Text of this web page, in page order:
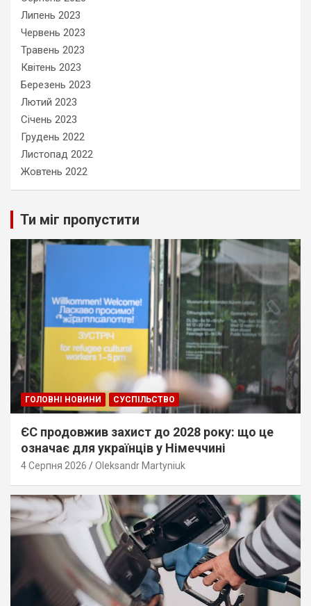
Липень 2023
Червень 2023
Травень 2023
Квітень 2023
Березень 2023
Лютий 2023
Січень 2023
Грудень 2022
Листопад 2022
Жовтень 2022
Ти міг пропустити
ГОЛОВНІ НОВИНИ СУСПІЛЬСТВО
ЄС продовжив захист до 2028 року: що це
означає для українців у Німеччині
4 Серпня 2026 Oleksandr Martyniuk